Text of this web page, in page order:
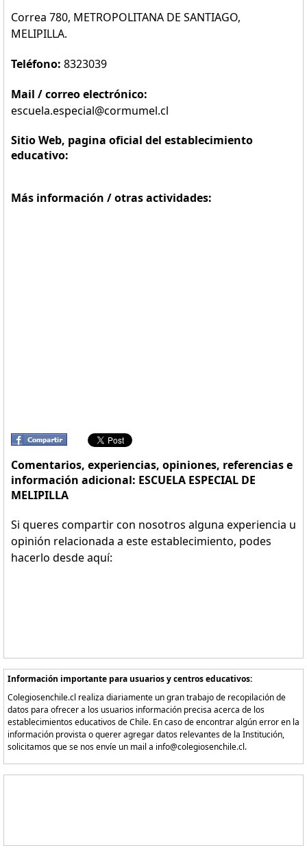
Correa 780, METROPOLITANA DE SANTIAGO,
MELIPILLA.
Teléfono: 8323039
Mail / correo electrónico:
escuela.especial@cormumel.cl
Sitio Web, pagina oficial del establecimiento
educativo:
Más información / otras actividades:
Comentarios, experiencias, opiniones, referencias e
información adicional: ESCUELA ESPECIAL DE
MELIPILLA
Si queres compartir con nosotros alguna experiencia u
opinión relacionada a este establecimiento, podes
hacerlo desde aquí:
Información importante para usuarios y centros educativos:
Colegiosenchile.cl realiza diariamente un gran trabajo de recopilación de
datos para ofrecer a los usuarios información precisa acerca de los
establecimientos educativos de Chile. En caso de encontrar algún error en la
información provista o querer agregar datos relevantes de la Institución,
solicitamos que se nos envíe un mail a info@colegiosenchile.cl.